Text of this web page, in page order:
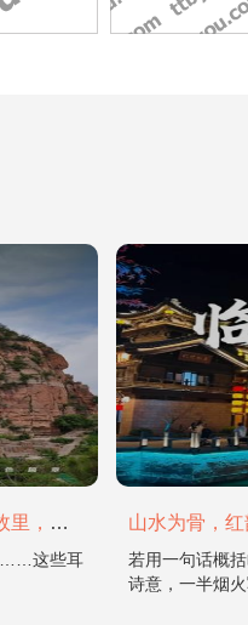
邯郸旅游全攻略：寻迹成语故里，邂逅太行古韵
”……这些耳
若用一句话概
诗意，一半烟